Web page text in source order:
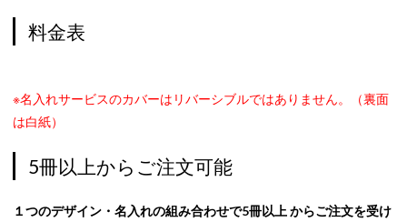
料金表
※名入れサービスのカバーはリバーシブルではありません。（裏面
は白紙）
5冊以上からご注文可能
１つのデザイン・名入れの組み合わせで5冊以上 からご注文を受け